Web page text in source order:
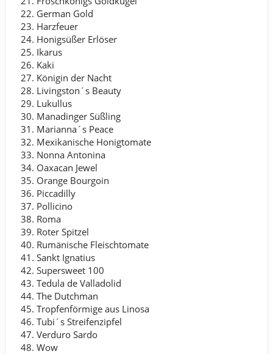
German Gold
Harzfeuer
Honigsüßer Erlöser
Ikarus
Kaki
Königin der Nacht
Livingston´s Beauty
Lukullus
Manadinger Süßling
Marianna´s Peace
Mexikanische Honigtomate
Nonna Antonina
Oaxacan Jewel
Orange Bourgoin
Piccadilly
Pollicino
Roma
Roter Spitzel
Rumänische Fleischtomate
Sankt Ignatius
Supersweet 100
Tedula de Valladolid
The Dutchman
Tropfenförmige aus Linosa
Tubi´s Streifenzipfel
Verduro Sardo
Wow